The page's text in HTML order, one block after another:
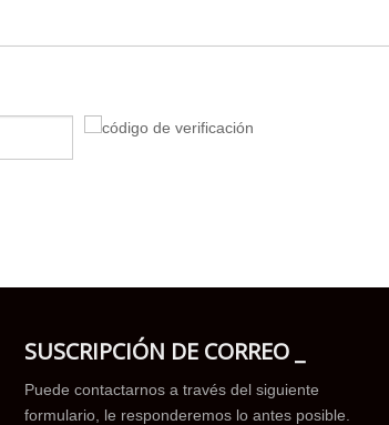
SUSCRIPCIÓN DE CORREO _
Puede contactarnos a través del siguiente
formulario, le responderemos lo antes posible.